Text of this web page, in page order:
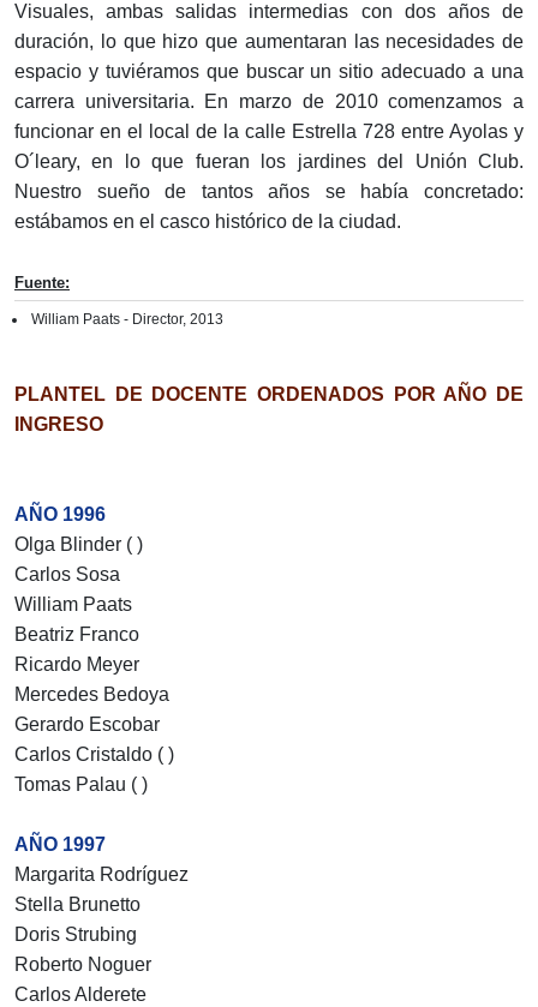
Visuales, ambas salidas intermedias con dos años de
duración, lo que hizo que aumentaran las necesidades de
espacio y tuviéramos que buscar un sitio adecuado a una
carrera universitaria. En marzo de 2010 comenzamos a
funcionar en el local de la calle Estrella 728 entre Ayolas y
O´leary, en lo que fueran los jardines del Unión Club.
Nuestro sueño de tantos años se había concretado:
estábamos en el casco histórico de la ciudad.
Fuente:
William Paats - Director, 2013
PLANTEL DE DOCENTE ORDENADOS POR AÑO DE
INGRESO
AÑO 1996
Olga Blinder ( )
Carlos Sosa
William Paats
Beatriz Franco
Ricardo Meyer
Mercedes Bedoya
Gerardo Escobar
Carlos Cristaldo ( )
Tomas Palau ( )
AÑO 1997
Margarita Rodríguez
Stella Brunetto
Doris Strubing
Roberto Noguer
Carlos Alderete